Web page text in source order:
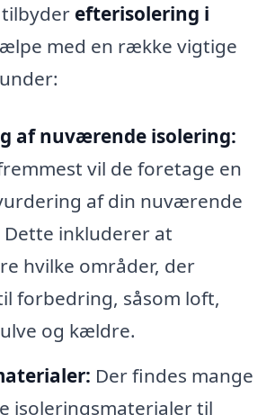
efterisolering i
med en række vigtige
af nuværende isolering:
vil de foretage en
af din nuværende
inkluderer at
hvilke områder, der
forbedring, såsom loft,
og kældre.
Der findes mange
isoleringsmaterialer til